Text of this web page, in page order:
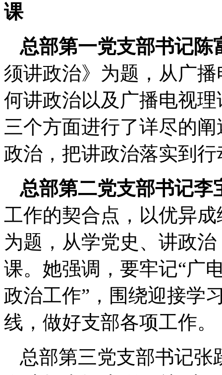
课
总部第一党支部书记陈
须讲政治》为题，从广
何讲政治以及广播电视
三个方面进行了详尽的
政治，把讲政治落实到
总部第二党支部书记李
工作的契合点，以优异
为题，从学党史、讲政
课。她强调，要牢记“广
政治工作”，围绕迎接学
线，做好支部各项工作。
总部第三党支部书记张